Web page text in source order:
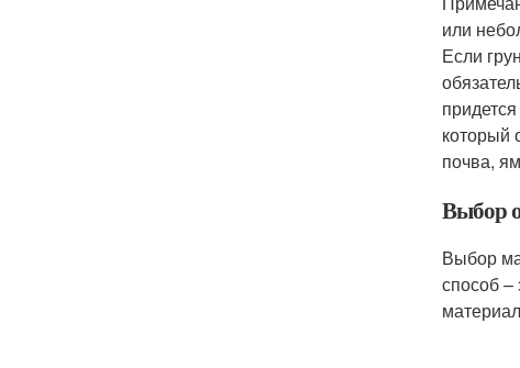
или
Если
который
почва,
Выбор
Выбор
способ –